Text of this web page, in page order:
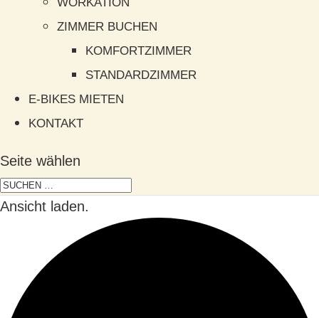
ZIMMER BUCHEN
KOMFORTZIMMER
STANDARDZIMMER
E-BIKES MIETEN
KONTAKT
Seite wählen
Ansicht laden.